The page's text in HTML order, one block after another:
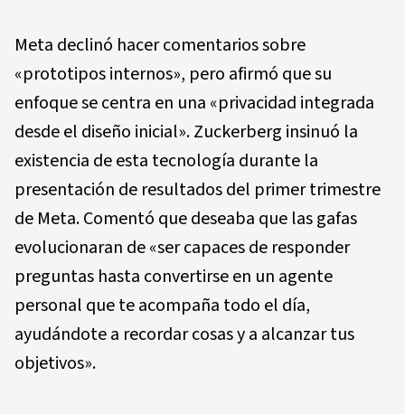
Meta declinó hacer comentarios sobre
«prototipos internos», pero afirmó que su
enfoque se centra en una «privacidad integrada
desde el diseño inicial». Zuckerberg insinuó la
existencia de esta tecnología durante la
presentación de resultados del primer trimestre
de Meta. Comentó que deseaba que las gafas
evolucionaran de «ser capaces de responder
preguntas hasta convertirse en un agente
personal que te acompaña todo el día,
ayudándote a recordar cosas y a alcanzar tus
objetivos».